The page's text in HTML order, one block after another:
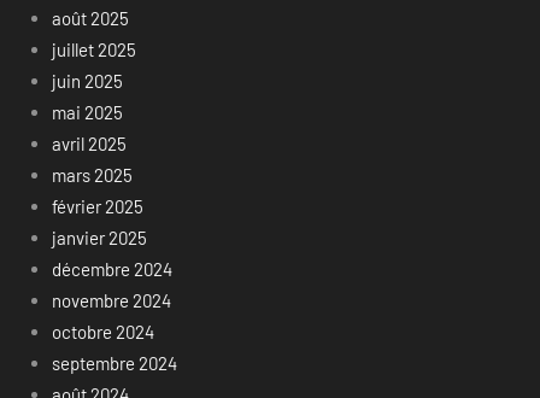
août 2025
juillet 2025
juin 2025
mai 2025
avril 2025
mars 2025
février 2025
janvier 2025
décembre 2024
novembre 2024
octobre 2024
septembre 2024